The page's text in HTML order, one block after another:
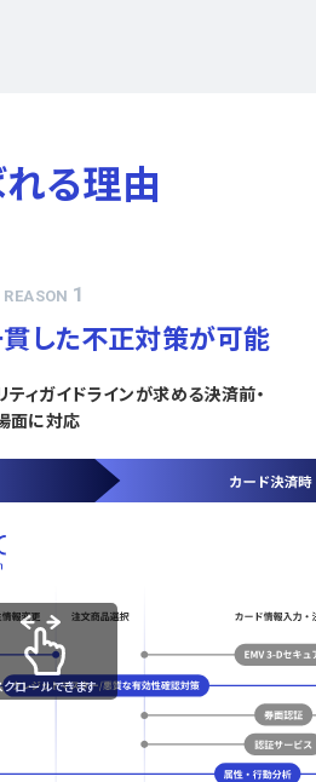
る理由
REASON 1
した不正対策が可能
ティガイドラインが求める決済前・
面に対応
クロールできます